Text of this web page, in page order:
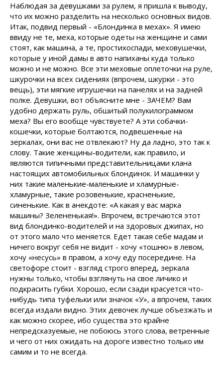
Наблюдая за девушками за рулем, я пришла к выводу,
что их можно разделить на несколько основных видов.
Итак, подвид первый - «Блондинка в мехах». Я имею
ввиду не те, меха, которые одеты на женщине и сами
стоят, как машина, а те, простихоспади, меховушечки,
которые у иной дамы в авто напиханы куда только
можно и не можно. Все эти меховые оплеточки на руле,
шкурочки на всех сидениях (впрочем, шкурки - это
вещь), эти мягкие игрушечки на панелях и на задней
полке. Девушки, вот объясните мне - ЗАЧЕМ? Вам
удобно держать руль, обшитый полукилограммом
меха? Вы его вообще чувствуете? А эти собачки-
кошечки, которые болтаются, подвешенные на
зеркалах, они вас не отвлекают? Ну да ладно, это так к
слову. Такие женщины-водители, как правило, и
являются типичными представительницами клана
настоящих автомобильных блондинок. И машинки у
них такие маленькие-маленькие и хламурные-
хламурные, такие розовенькие, красненькие,
синенькие. Как в анекдоте: «А какая у вас марка
машины? Зелененькая!». Впрочем, встречаются этот
вид блондинко-водителей и на здоровых джипах, но
от этого мало что меняется. Едет такая себе мадам и
ничего вокруг себя не видит - хочу «тошню» в левом,
хочу «несусь» в правом, а хочу еду посередине. На
светофоре стоит - взгляд строго вперед, зеркала
нужны только, чтобы взглянуть на свое личико и
подкрасить губки. Хорошо, если сзади красуется что-
нибудь типа туфельки или значок «У», а впрочем, таких
всегда издали видно. Этих девочек лучше объезжать и
как можно скорее, ибо существа это крайне
непредсказуемые, не побоюсь этого слова, ветренные
и чего от них ожидать на дороге известно только им
самим и то не всегда.